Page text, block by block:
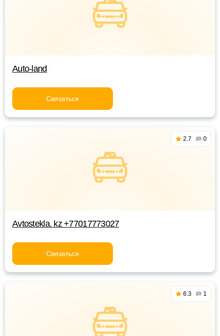
Auto-land
Связаться
2.7 0
Avtostekla. kz +77017773027
Связаться
6.3 1